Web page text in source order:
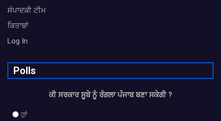
ਸੰਪਾਦਕੀ ਟੀਮ
ਕਿਤਾਬਾਂ
Log In
Polls
ਕੀ ਸਰਕਾਰ ਸੂਬੇ ਨੂੰ ਰੰਗਲਾ ਪੰਜਾਬ ਬਣਾ ਸਕੇਗੀ ?
ਹਾਂ